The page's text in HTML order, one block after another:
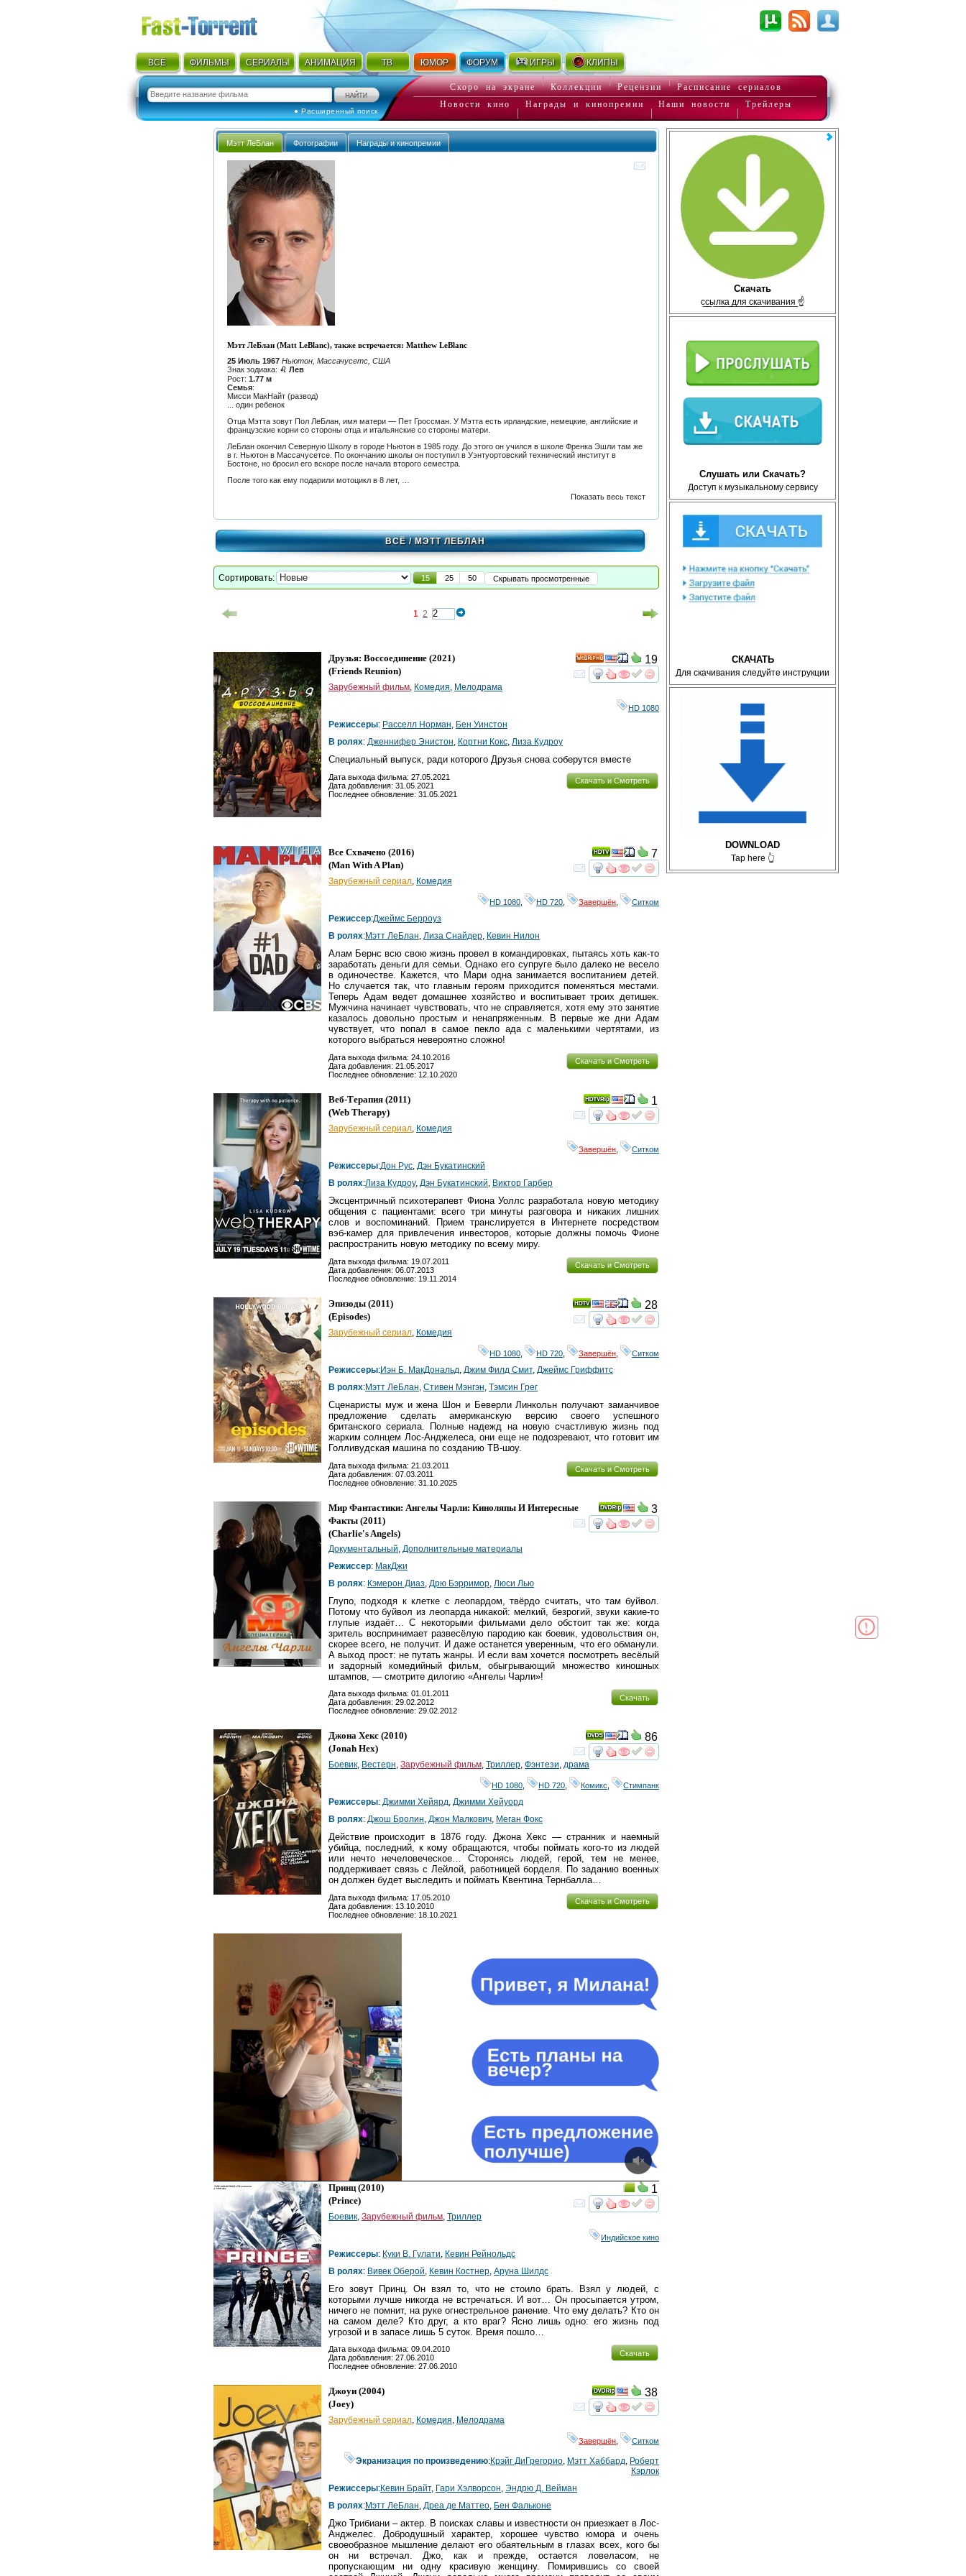
ВСЁ ФИЛЬМЫ СЕРИАЛЫ АНИМАЦИЯ ТВ ЮМОР ФОРУМ ИГРЫ КЛИПЫ
● Расширенный поиск
Скоро на экране Коллекции Рецензии
Расписание сериалов
Новости кино
Награды и кинопремии Наши новости Трейлеры
Скачать
с̲с̲ы̲л̲к̲а̲ ̲д̲л̲я̲ ̲с̲к̲а̲ч̲и̲в̲а̲н̲и̲я̲ ☝
Слушать или Скачать?
Доступ к музыкальному сервису
СКАЧАТЬ
Для скачивания следуйте инструкции
DOWNLOAD
Tap here 👆
Мэтт ЛеБлан Фотографии Награды и кинопремии
Мэтт ЛеБлан (Matt LeBlanc), также встречается: Matthew LeBlanc
25 Июль 1967 Ньютон, Массачусетс, США
Знак зодиака: ♌ Лев
Рост: 1.77 м
Семья:
Мисси МакНайт (развод)
... один ребенок
Отца Мэтта зовут Пол ЛеБлан, имя матери — Пет Гроссман. У Мэтта есть ирландские, немецкие, английские и
французские корни со стороны отца и итальянские со стороны матери.
ЛеБлан окончил Северную Школу в городе Ньютон в 1985 году. До этого он учился в школе Френка Эшли там же
в г. Ньютон в Массачусетсе. По окончанию школы он поступил в Уэнтуортовский технический институт в
Бостоне, но бросил его вскоре после начала второго семестра.
После того как ему подарили мотоцикл в 8 лет, …
Показать весь текст
ВСЁ/ МЭТТ ЛЕБЛАН
Сортировать: 15 25 50 Скрывать просмотренные
1 2
смотретьинтересует
HD
19
Друзья: Воссоединение (2021)
(Friends Reunion)
Зарубежный фильм, Комедия, Мелодрама
HD 1080
Режиссеры: Расселл Норман, Бен Уинстон
В ролях: Дженнифер Энистон, Кортни Кокс, Лиза Кудроу
Специальный выпуск, ради которого Друзья снова соберутся вместе
Скачать и Смотреть
Дата выхода фильма: 27.05.2021
Дата добавления: 31.05.2021
Последнее обновление: 31.05.2021
смотретьинтересует
7
Все Схвачено (2016)
(Man With A Plan)
Зарубежный сериал, Комедия
HD 1080 HD 720 Завершён Ситком
Режиссер:Джеймс Берроуз
В ролях:Мэтт ЛеБлан, Лиза Снайдер, Кевин Нилон
Алам Бернс всю свою жизнь провел в командировках, пытаясь хоть как-то
заработать деньги для семьи. Однако его супруге было далеко не весело
в одиночестве. Кажется, что Мари одна занимается воспитанием детей.
Но случается так, что главным героям приходится поменяться местами.
Теперь Адам ведет домашнее хозяйство и воспитывает троих детишек.
Мужчина начинает чувствовать, что не справляется, хотя ему это занятие
казалось довольно простым и ненапряженным. В первые же дни Адам
чувствует, что попал в самое пекло ада с маленькими чертятами, из
которого выбраться невероятно сложно!
Скачать и Смотреть
Дата выхода фильма: 24.10.2016
Дата добавления: 21.05.2017
Последнее обновление: 12.10.2020
смотретьинтересует
1
Веб-Терапия (2011)
(Web Therapy)
Зарубежный сериал, Комедия
Завершён Ситком
Режиссеры:Дон Рус, Дэн Букатинский
В ролях:Лиза Кудроу, Дэн Букатинский, Виктор Гарбер
Эксцентричный психотерапевт Фиона Уоллс разработала новую методику
общения с пациентами: всего три минуты разговора и никаких лишних
слов и воспоминаний. Прием транслируется в Интернете посредством
вэб-камер для привлечения инвесторов, которые должны помочь Фионе
распространить новую методику по всему миру.
Скачать и Смотреть
Дата выхода фильма: 19.07.2011
Дата добавления: 06.07.2013
Последнее обновление: 19.11.2014
смотретьинтересует
28
Эпизоды (2011)
(Episodes)
Зарубежный сериал Комедия
HD 1080 HD 720 Завершён Ситком
Режиссеры:Иэн Б. МакДональд Джим Филд Смит, Джеймс Гриффитс
В ролях:Мэтт ЛеБлан Стивен Мэнгэн Тэмсин Грег
Сценаристы муж и жена Шон и Беверли Линкольн получают заманчивое
предложение сделать американскую версию своего успешного
британского сериала. Полные надежд на новую счастливую жизнь под
жарким солнцем Лос-Анджелеса, они еще не подозревают, что готовит им
Голливудская машина по созданию ТВ-шоу.
Скачать и Смотреть
Дата выхода фильма: 21.03.2011
Дата добавления: 07.03.2011
Последнее обновление: 31.10.2025
смотретьинтересует
3
Мир Фантастики: Ангелы Чарли: Киноляпы И Интересные
Факты (2011)
(Charlie's Angels)
Документальный Дополнительные материалы
Режиссер: МакДжи
В ролях: Кэмерон Диаз Дрю Бэрримор Люси Лью
Глупо, подходя к клетке с леопардом, твёрдо считать, что там буйвол.
Потому что буйвол из леопарда никакой: мелкий, безрогий, звуки какие-то
глупые издаёт… С некоторыми фильмами дело обстоит так же: когда
зритель воспринимает развесёлую пародию как боевик, удовольствия он,
скорее всего, не получит. И даже останется уверенным, что его обманули.
А выход прост: не путать жанры. И если вам хочется посмотреть весёлый
и задорный комедийный фильм, обыгрывающий множество киношных
штампов, — смотрите дилогию «Ангелы Чарли»!
Скачать
Дата выхода фильма: 01.01.2011
Дата добавления: 29.02.2012
Последнее обновление: 29.02.2012
смотретьинтересует
86
Джона Хекс (2010)
(Jonah Hex)
Боевик, Вестерн, Зарубежный фильм, Триллер, Фэнтези, драма
HD 1080 HD 720 Комикс Стимпанк
Режиссеры: Джимми Хейярд, Джимми Хейуорд
В ролях: Джош Бролин, Джон Малкович, Меган Фокс
Действие происходит в 1876 году. Джона Хекс — странник и наемный
убийца, последний, к кому обращаются, чтобы поймать кого-то из людей
или нечто нечеловеческое… Сторонясь людей, герой, тем не менее,
поддерживает связь с Лейлой, работницей борделя. По заданию военных
он должен будет выследить и поймать Квентина Тернбалла…
Скачать и Смотреть
Дата выхода фильма: 17.05.2010
Дата добавления: 13.10.2010
Последнее обновление: 18.10.2021
смотретьинтересует
1
Принц (2010)
(Prince)
Боевик Зарубежный фильм Триллер
Индийское кино
Режиссеры: Куки В. Гулати Кевин Рейнольдс
В ролях: Вивек Оберой Кевин Костнер Аруна Шилдс
Его зовут Принц. Он взял то, что не стоило брать. Взял у людей, с
которыми лучше никогда не встречаться. И вот… Он просыпается утром,
ничего не помнит, на руке огнестрельное ранение. Что ему делать? Кто он
на самом деле? Кто друг, а кто враг? Ясно лишь одно: его жизнь под
угрозой и в запасе лишь 5 суток. Время пошло…
Скачать
Дата выхода фильма: 09.04.2010
Дата добавления: 27.06.2010
Последнее обновление: 27.06.2010
смотретьинтересует
38
Джоуи (2004)
(Joey)
Зарубежный сериал, Комедия, Мелодрама
Завершён Ситком
Экранизация по произведению:Крэйг ДиГрегорио, Мэтт Хаббард, Роберт
Кэрлок
Режиссеры:Кевин Брайт, Гари Хэлворсон, Эндрю Д. Вейман
В ролях:Мэтт ЛеБлан, Дреа де Маттео, Бен Фальконе
Джо Трибиани – актер. В поисках славы и известности он приезжает в Лос-
Анджелес. Добродушный характер, хорошее чувство юмора и очень
своеобразное мышление делают его обаятельным в глазах всех, кого бы
он ни встречал. Джо, как и прежде, остается ловеласом, не
пропускающим ни одну красивую женщину. Помирившись со своей